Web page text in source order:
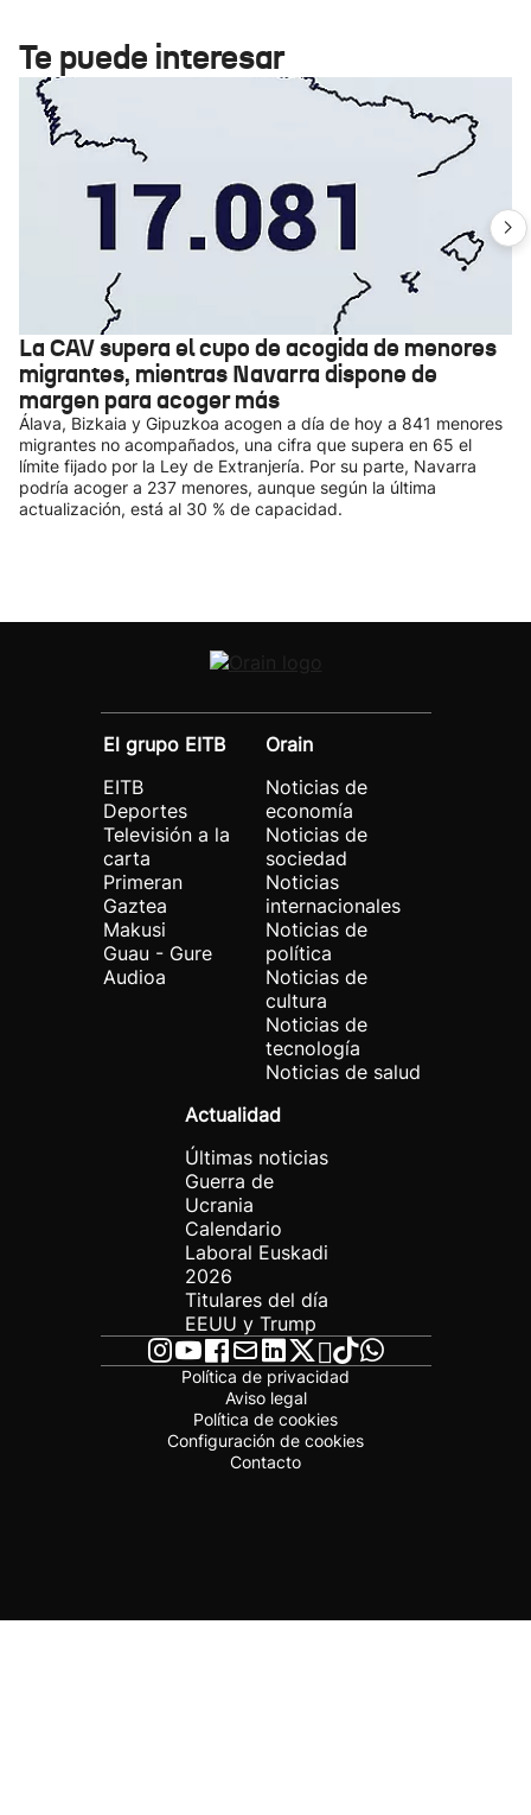
Te puede interesar
La CAV supera el cupo de acogida de menores
migrantes, mientras Navarra dispone de
margen para acoger más
Álava, Bizkaia y Gipuzkoa acogen a día de hoy a 841 menores
migrantes no acompañados, una cifra que supera en 65 el
límite fijado por la Ley de Extranjería. Por su parte, Navarra
podría acoger a 237 menores, aunque según la última
actualización, está al 30 % de capacidad.
El grupo EITB
EITB
Deportes
Televisión a la
carta
Primeran
Gaztea
Makusi
Guau - Gure
Audioa
Orain
Noticias de
economía
Noticias de
sociedad
Noticias
internacionales
Noticias de
política
Noticias de
cultura
Noticias de
tecnología
Noticias de salud
Actualidad
Últimas noticias
Guerra de
Ucrania
Calendario
Laboral Euskadi
2026
Titulares del día
EEUU y Trump
Política de privacidad
Aviso legal
Política de cookies
Configuración de cookies
Contacto